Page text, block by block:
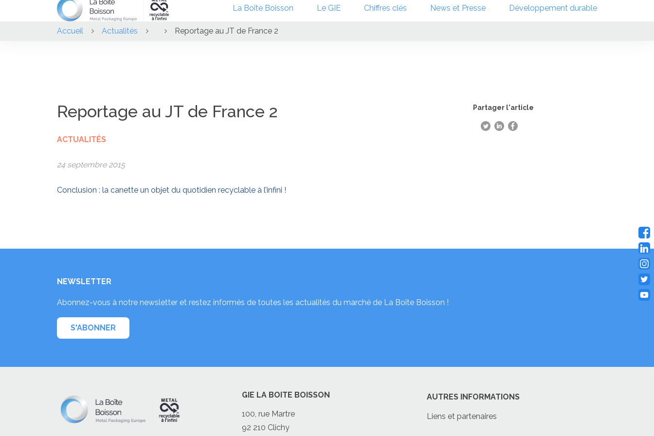
La Boîte Boisson Le GIE Chiffres clés News et Presse Développement durable
Accueil Actualités Reportage au JT de France 2
Reportage au JT de France 2
ACTUALITÉS
24 septembre 2015
Conclusion : la canette un objet du quotidien recyclable à l’infini !
Partager l'article
NEWSLETTER
Abonnez-vous à notre newsletter et restez informés de toutes les actualités du marché de La Boîte Boisson !
S'ABONNER
GIE LA BOITE BOISSON
100, rue Martre
92 210 Clichy
AUTRES INFORMATIONS
Liens et partenaires